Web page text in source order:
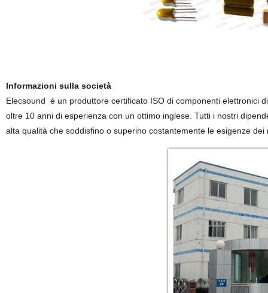
Informazioni sulla società
Elecsound è un produttore certificato ISO di componenti elettronici
oltre 10 anni di esperienza con un ottimo inglese. Tutti i nostri
alta qualità che soddisfino o superino costantemente le esigenze dei